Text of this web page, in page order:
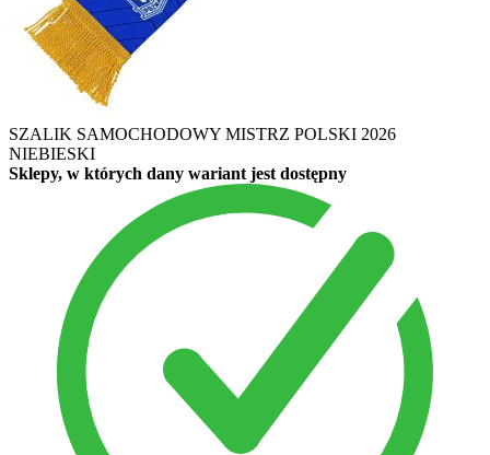
SZALIK SAMOCHODOWY MISTRZ POLSKI 2026
NIEBIESKI
Sklepy, w których dany wariant jest dostępny